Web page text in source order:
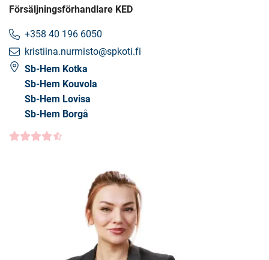
Försäljningsförhandlare KED
+358 40 196 6050
kristiina.nurmisto@spkoti.fi
Sb-Hem Kotka
Sb-Hem Kouvola
Sb-Hem Lovisa
Sb-Hem Borgå
Kundbetyg